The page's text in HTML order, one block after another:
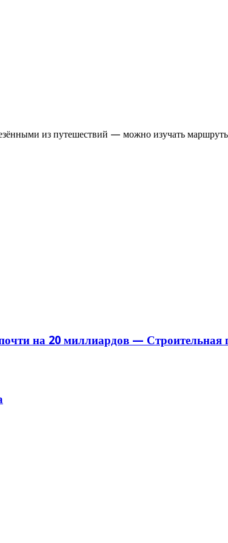
из путешествий — можно изучать
на 20 миллиардов — Строительная